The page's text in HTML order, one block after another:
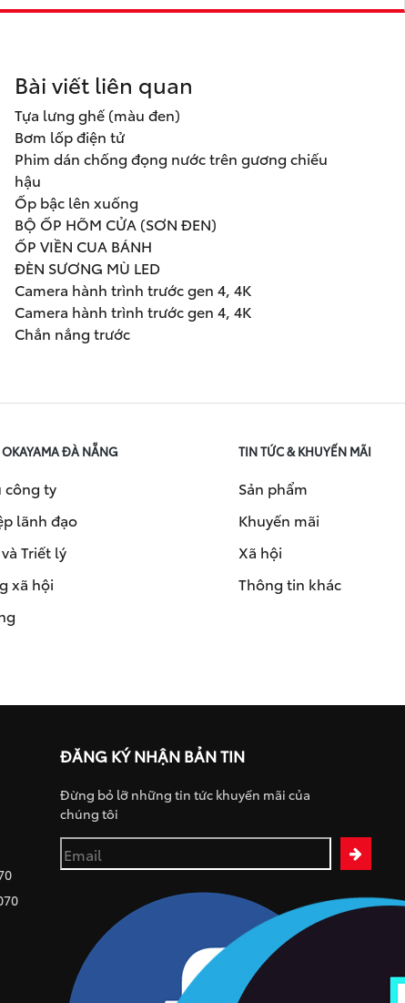
Bài viết liên quan
Tựa lưng ghế (màu đen)
Bơm lốp điện tử
Phim dán chống đọng nước trên gương chiếu
hậu
Ốp bậc lên xuống
BỘ ỐP HÕM CỬA (SƠN ĐEN)
ỐP VIỀN CUA BÁNH
ĐÈN SƯƠNG MÙ LED
Camera hành trình trước gen 4, 4K
Camera hành trình trước gen 4, 4K
Chắn nắng trước
OKAYAMA ĐÀ NẴNG
công ty
lãnh đạo
Triết lý
xã hội
TIN TỨC & KHUYẾN MÃI
Sản phẩm
Khuyến mãi
Xã hội
Thông tin khác
ĐĂNG KÝ NHẬN BẢN TIN
Đừng bỏ lỡ những tin tức khuyến mãi của
chúng tôi